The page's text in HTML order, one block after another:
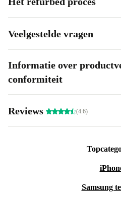
Veelgestelde vragen
Informatie over
conformiteit
Reviews (4.6)
Samsung